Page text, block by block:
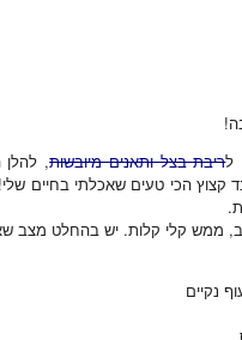
לריבת בצל ותאנים מיובשות,
קצוץ הכי טעים שאכלתי בחיים
ממש קלי קלות. יש בהחלט מצב